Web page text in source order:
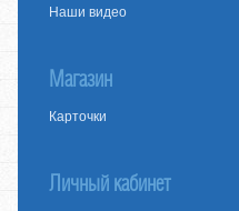
Наши видео
Магазин
Карточки
Личный кабинет